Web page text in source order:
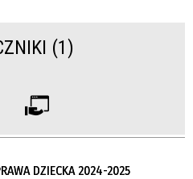
(1)
DZIECKA 2024-2025